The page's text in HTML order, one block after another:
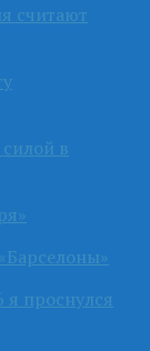
считают
в
проснулся